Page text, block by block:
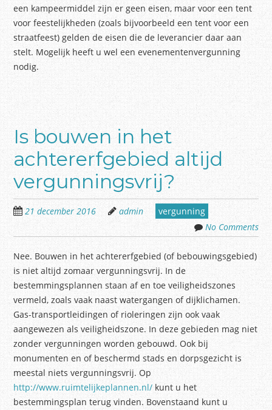
een kampeermiddel zijn er geen eisen, maar voor een tent
voor feestelijkheden (zoals bijvoorbeeld een tent voor een
straatfeest) gelden de eisen die de leverancier daar aan
stelt. Mogelijk heeft u wel een evenementenvergunning
nodig.
Is bouwen in het
achtererfgebied altijd
vergunningsvrij?
21 december 2016 admin
vergunning
No Comments
Nee. Bouwen in het achtererfgebied (of bebouwingsgebied)
is niet altijd zomaar vergunningsvrij. In de
bestemmingsplannen staan af en toe veiligheidszones
vermeld, zoals vaak naast watergangen of dijklichamen.
Gas-transportleidingen of rioleringen zijn ook vaak
aangewezen als veiligheidszone. In deze gebieden mag niet
zonder vergunningen worden gebouwd. Ook bij
monumenten en of beschermd stads en dorpsgezicht is
meestal niets vergunningsvrij. Op
http://www.ruimtelijkeplannen.nl/ kunt u het
bestemmingsplan terug vinden. Bovenstaand kunt u